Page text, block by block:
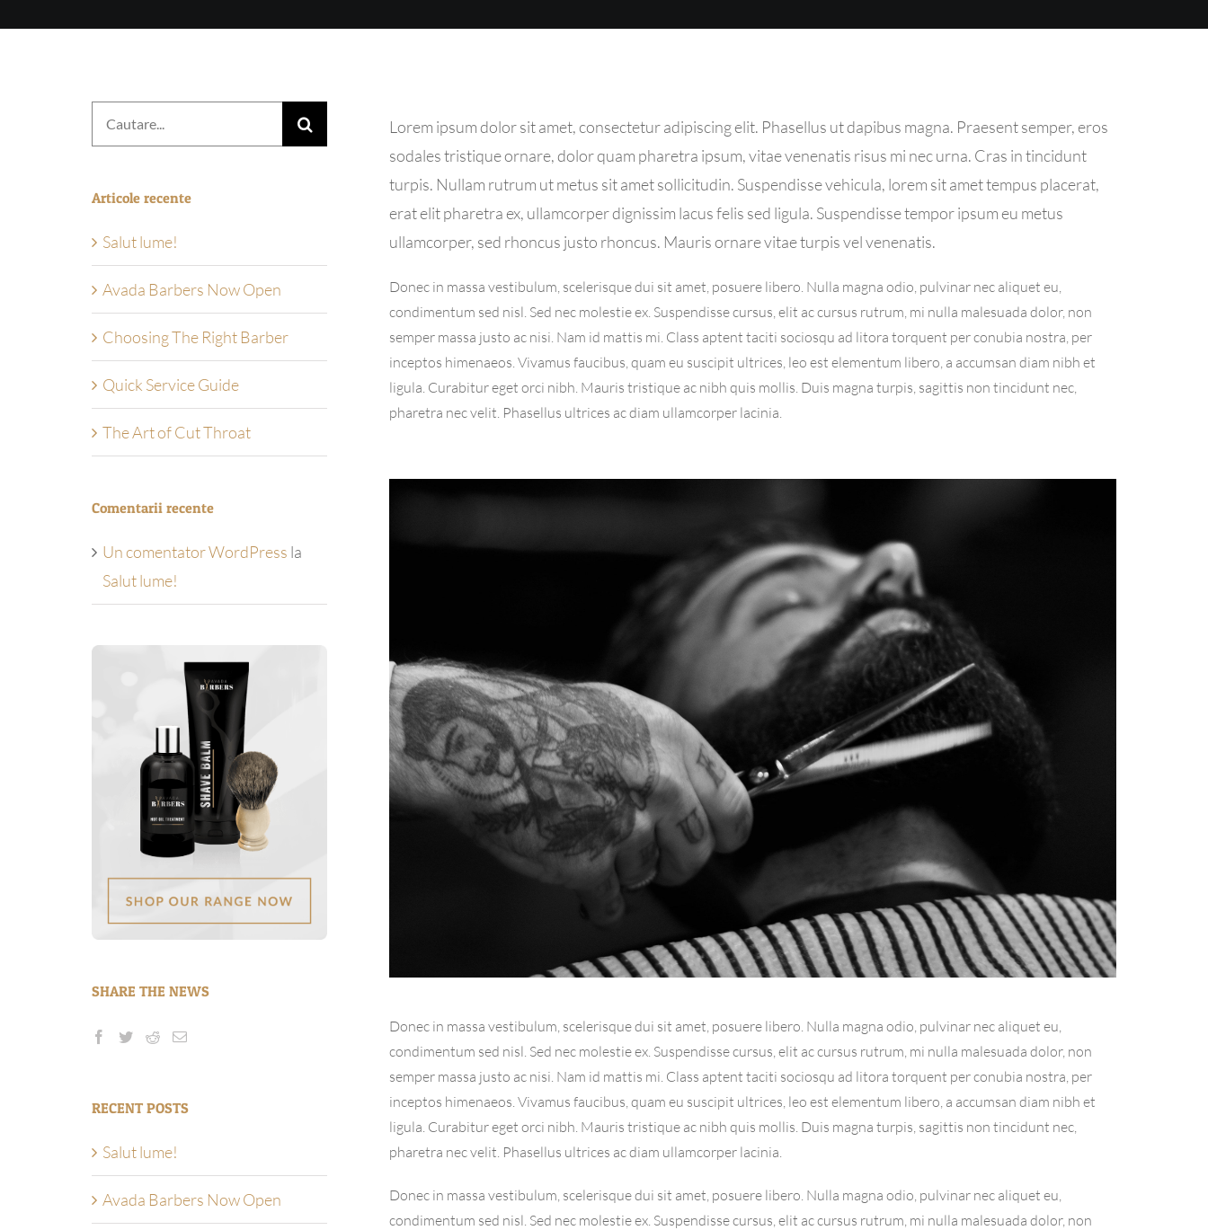
Lorem ipsum dolor sit amet, consectetur adipiscing elit. Phasellus ut dapibus magna. Praesent semper, eros
sodales tristique ornare, dolor quam pharetra ipsum, vitae venenatis risus mi nec urna. Cras in tincidunt
turpis. Nullam rutrum ut metus sit amet sollicitudin. Suspendisse vehicula, lorem sit amet tempus placerat,
erat elit pharetra ex, ullamcorper dignissim lacus felis sed ligula. Suspendisse tempor ipsum eu metus
ullamcorper, sed rhoncus justo rhoncus. Mauris ornare vitae turpis vel venenatis.
Donec in massa vestibulum, scelerisque dui sit amet, posuere libero. Nulla magna odio, pulvinar nec aliquet eu,
condimentum sed nisl. Sed nec molestie ex. Suspendisse cursus, elit ac cursus rutrum, mi nulla malesuada dolor, non
semper massa justo ac nisi. Nam id mattis mi. Class aptent taciti sociosqu ad litora torquent per conubia nostra, per
inceptos himenaeos. Vivamus faucibus, quam eu suscipit ultrices, leo est elementum libero, a accumsan diam nibh et
ligula. Curabitur eget orci nibh. Mauris tristique ac nibh quis mollis. Duis magna turpis, sagittis non tincidunt nec,
pharetra nec velit. Phasellus ultrices ac diam ullamcorper lacinia.
Donec in massa vestibulum, scelerisque dui sit amet, posuere libero. Nulla magna odio, pulvinar nec aliquet eu,
condimentum sed nisl. Sed nec molestie ex. Suspendisse cursus, elit ac cursus rutrum, mi nulla malesuada dolor, non
semper massa justo ac nisi. Nam id mattis mi. Class aptent taciti sociosqu ad litora torquent per conubia nostra, per
inceptos himenaeos. Vivamus faucibus, quam eu suscipit ultrices, leo est elementum libero, a accumsan diam nibh et
ligula. Curabitur eget orci nibh. Mauris tristique ac nibh quis mollis. Duis magna turpis, sagittis non tincidunt nec,
pharetra nec velit. Phasellus ultrices ac diam ullamcorper lacinia.
Donec in massa vestibulum, scelerisque dui sit amet, posuere libero. Nulla magna odio, pulvinar nec aliquet eu,
condimentum sed nisl. Sed nec molestie ex. Suspendisse cursus, elit ac cursus rutrum, mi nulla malesuada dolor, non
Cautare...
Articole recente
Salut lume!
Avada Barbers Now Open
Choosing The Right Barber
Quick Service Guide
The Art of Cut Throat
Comentarii recente
Un comentator WordPress la
Salut lume!
SHARE THE NEWS
RECENT POSTS
Salut lume!
Avada Barbers Now Open